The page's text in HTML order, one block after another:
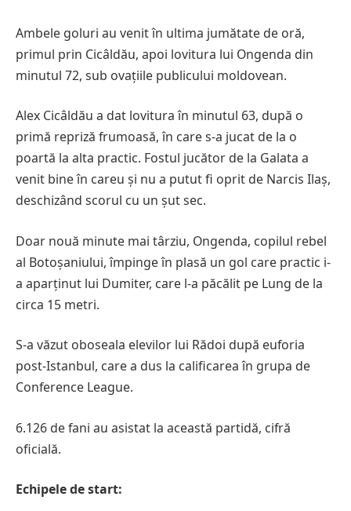
Ambele goluri au venit în ultima jumătate de oră,
primul prin Cicâldău, apoi lovitura lui Ongenda din
minutul 72, sub ovațiile publicului moldovean.
Alex Cicâldău a dat lovitura în minutul 63, după o
primă repriză frumoasă, în care s-a jucat de la o
poartă la alta practic. Fostul jucător de la Galata a
venit bine în careu și nu a putut fi oprit de Narcis Ilaș,
deschizând scorul cu un șut sec.
Doar nouă minute mai târziu, Ongenda, copilul rebel
al Botoșaniului, împinge în plasă un gol care practic i-
a aparținut lui Dumiter, care l-a păcălit pe Lung de la
circa 15 metri.
S-a văzut oboseala elevilor lui Rădoi după euforia
post-Istanbul, care a dus la calificarea în grupa de
Conference League.
6.126 de fani au asistat la această partidă, cifră
oficială.
Echipele de start: